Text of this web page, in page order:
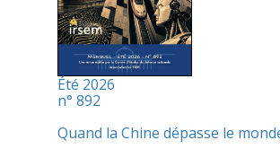
Été 2026
n° 892
Quand la Chine dépasse le